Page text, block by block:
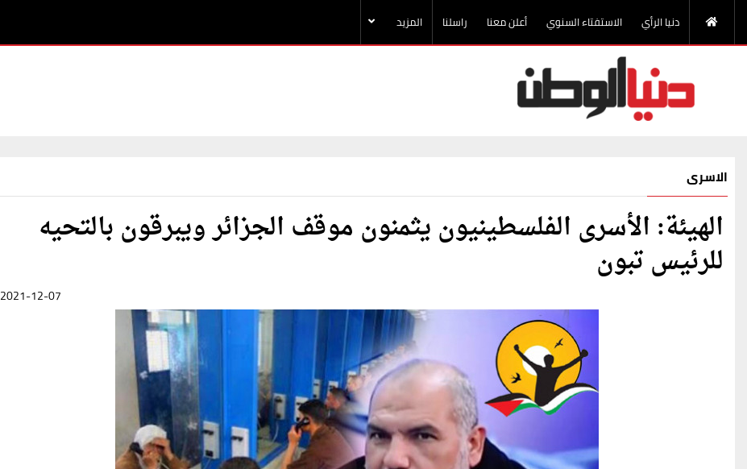
دنيا الرأي الاستفتاء السنوي أعلن معنا راسلنا المزيد
الاسرى
الهيئة: الأسرى الفلسطينيون يثمنون موقف الجزائر ويبرقون بالتحيه
للرئيس تبون
2021-12-07